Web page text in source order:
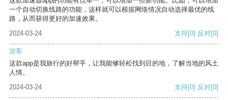
一个自动切换线路的功能，这样就可以根据网络情况自动选择最优的线
路，从而获得更好的加速效果。
2024-03-24
支持[0] 反对[0]
游客
这款app是我旅行的好帮手，让我能够轻松找到目的地，了解当地的风土
人情。
2024-03-24
支持[0] 反对[0]